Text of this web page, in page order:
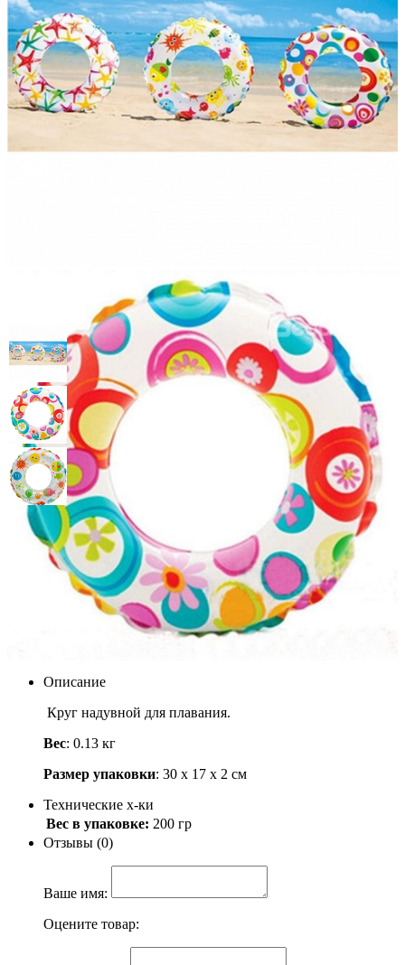
Круг Lively 61см, 3 вида,
Intex 59241
Описание
Круг надувной для плавания.
Вес: 0.13 кг
Размер упаковки: 30 х 17 х 2 см
Технические х-ки
Вес в упаковке: 200 гр
Отзывы (0)
Ваше имя:
Оцените товар: